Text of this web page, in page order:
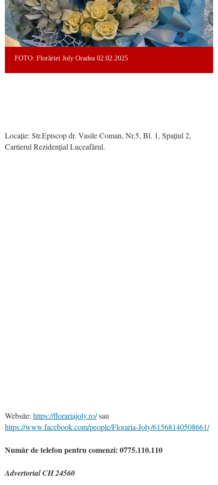
FOTO: Florăriei Joly Oradea 02.02.2025
Locație: Str.Episcop dr. Vasile Coman, Nr.5, Bl. 1, Spațiul 2,
Cartierul Rezidențial Luceafărul.
Website: https://florariajoly.ro/sau
https://www.facebook.com/people/Floraria-Joly/61568140508661/
Număr de telefon pentru comenzi: 0775.110.110
Advertorial CH 24560